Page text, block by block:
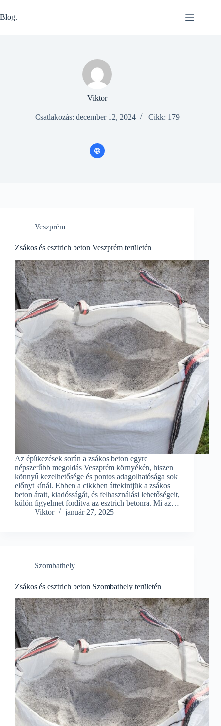
to
content
Blog.
Viktor
Csatlakozás: december 12, 2024 Cikk: 179
Veszprém
Zsákos és esztrich beton Veszprém területén
Az építkezések során a zsákos beton egyre
népszerűbb megoldás Veszprém környékén, hiszen
könnyű kezelhetősége és pontos adagolhatósága sok
előnyt kínál. Ebben a cikkben áttekintjük a zsákos
beton árait, kiadósságát, és felhasználási lehetőségeit,
külön figyelmet fordítva az esztrich betonra. Mi az…
Viktor
január 27, 2025
Szombathely
Zsákos és esztrich beton Szombathely területén